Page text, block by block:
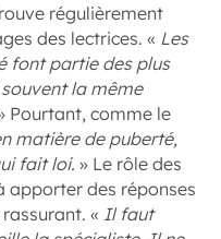
régulièrement
des lectrices. « Les
font partie des plus
la même
Pourtant, comme le
matière de puberté,
fait loi. » Le rôle des
apporter des réponses
« Il faut